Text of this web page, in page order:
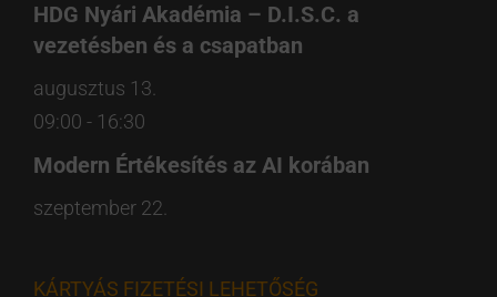
HDG Nyári Akadémia – D.I.S.C. a
vezetésben és a csapatban
augusztus 13.
09:00 - 16:30
Modern Értékesítés az AI korában
szeptember 22.
KÁRTYÁS FIZETÉSI LEHETŐSÉG